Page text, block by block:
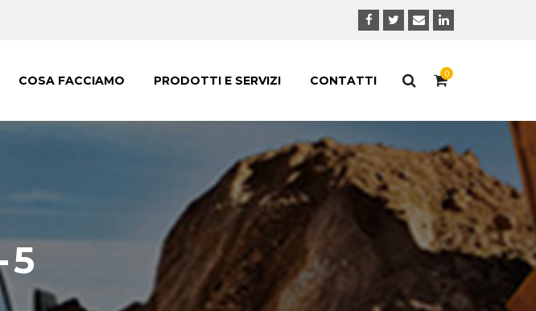
0
COSA FACCIAMO PRODOTTI E SERVIZI CONTATTI
5